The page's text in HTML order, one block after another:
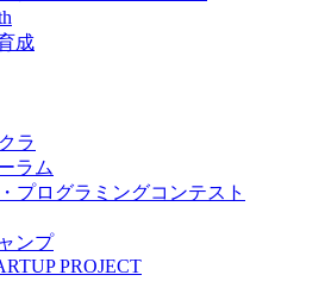
成
ラ
ラム
プログラミングコンテスト
ンプ
PROJECT